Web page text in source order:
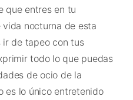
que entres en tu
nocturna de esta
ir de tapeo con tus
todo lo que puedas
de ocio de la
es lo único entretenido